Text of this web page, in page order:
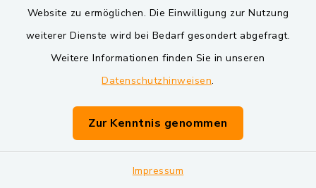
Website zu ermöglichen. Die Einwilligung zur Nutzung
weiterer Dienste wird bei Bedarf gesondert abgefragt.
Weitere Informationen finden Sie in unseren
Datenschutzhinweisen.
Zur Kenntnis genommen
Impressum
Erfassungsbogen (Formular)
Vollmacht zur Abholung des neuen
Vollmacht zur Abholung des
Reisepasses
Vollmacht zur Abholung eines